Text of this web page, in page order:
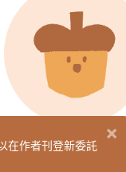
Kana C
×
在作者刊登新委託